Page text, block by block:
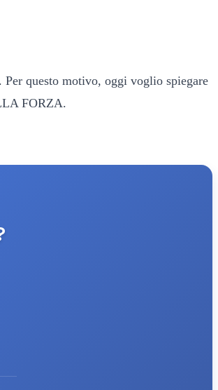
questo motivo, oggi voglio spiegare
FORZA.